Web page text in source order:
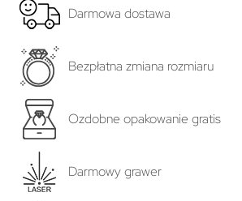
Darmowa dostawa
Bezpłatna zmiana rozmiaru
Ozdobne opakowanie gratis
Darmowy grawer